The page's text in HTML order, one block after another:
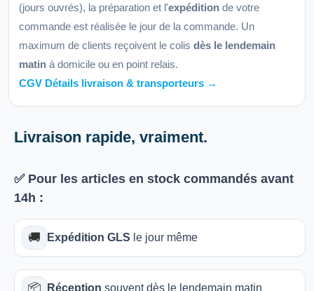
(jours ouvrés), la préparation et l'expédition de votre
commande est réalisée le jour de la commande. Un
maximum de clients reçoivent le colis dès le lendemain
matin à domicile ou en point relais.
CGV Détails livraison & transporteurs →
Livraison rapide, vraiment.
✅ Pour les articles en stock commandés avant
14h :
🚚 Expédition GLS le jour même
📦 Réception souvent dès le lendemain matin